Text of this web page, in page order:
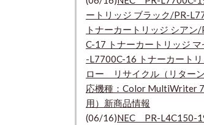
ートリッジ ブラック/PR-
トナーカートリッジ シアン
C-17 トナーカートリッジ
-L7700C-16 トナーカート
ロー リサイクル（リター
応機種：Color MultiWriter
用）新商品情報
(06/16)NEC PR-L4C150-